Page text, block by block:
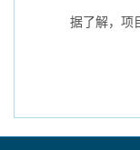
据了解，项